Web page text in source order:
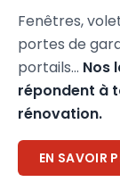
Fenêtres,
portes de
portails… Nos
répondent à
rénovation.
EN SAVOIR